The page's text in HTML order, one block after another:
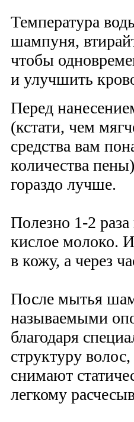
Температура
шампуня,
чтобы
и улучшить
Перед
(кстати, чем
средства вам
количества
гораздо лучше.
Полезно 1-2
кислое молоко.
в кожу, а через
После мытья
называемыми
благодаря
структуру
снимают
легкому